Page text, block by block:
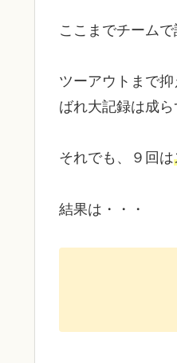
ここまでチームで
ツーアウトまで
ばれ大記録は成ら
それでも、９回は
結果は・・・